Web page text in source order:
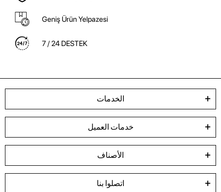
Geniş Ürün Yelpazesi
7 / 24 DESTEK
الخدمات
خدمات العميل
الأصناف
اتصلوا بنا